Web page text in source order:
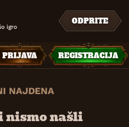
igro
ODPRITE
PRIJAVA REGISTRACIJA
NAJDENA
nismo našli